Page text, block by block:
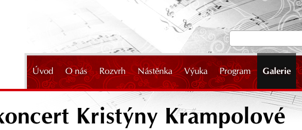
Úvod O nás Rozvrh Nástěnka Výuka Program Galerie
Kristýny Krampolové